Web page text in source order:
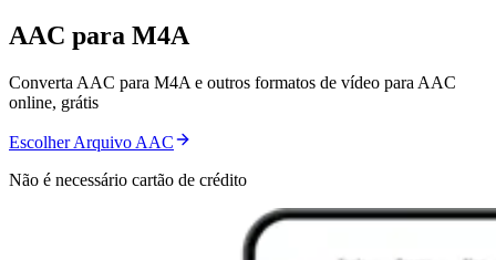
AAC para M4A
Converta AAC para M4A e outros formatos de vídeo para AAC
online, grátis
Escolher Arquivo AAC
Não é necessário cartão de crédito